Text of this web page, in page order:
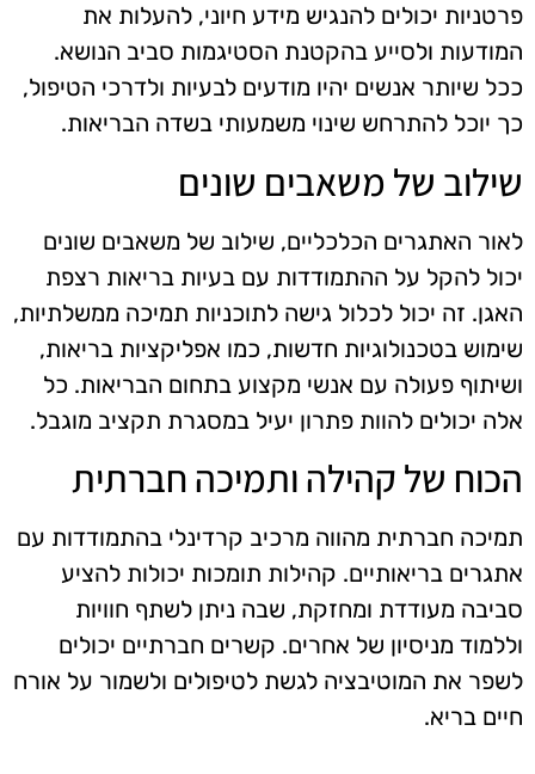
פרטניות יכולים להנגיש מידע חיוני, להעלות את
המודעות ולסייע בהקטנת הסטיגמות סביב הנושא.
ככל שיותר אנשים יהיו מודעים לבעיות ולדרכי הטיפול,
כך יוכל להתרחש שינוי משמעותי בשדה הבריאות.
שילוב של משאבים שונים
לאור האתגרים הכלכליים, שילוב של משאבים שונים
יכול להקל על ההתמודדות עם בעיות בריאות רצפת
האגן. זה יכול לכלול גישה לתוכניות תמיכה ממשלתיות,
שימוש בטכנולוגיות חדשות, כמו אפליקציות בריאות,
ושיתוף פעולה עם אנשי מקצוע בתחום הבריאות. כל
אלה יכולים להוות פתרון יעיל במסגרת תקציב מוגבל.
הכוח של קהילה ותמיכה חברתית
תמיכה חברתית מהווה מרכיב קרדינלי בהתמודדות עם
אתגרים בריאותיים. קהילות תומכות יכולות להציע
סביבה מעודדת ומחזקת, שבה ניתן לשתף חוויות
וללמוד מניסיון של אחרים. קשרים חברתיים יכולים
לשפר את המוטיבציה לגשת לטיפולים ולשמור על אורח
חיים בריא.